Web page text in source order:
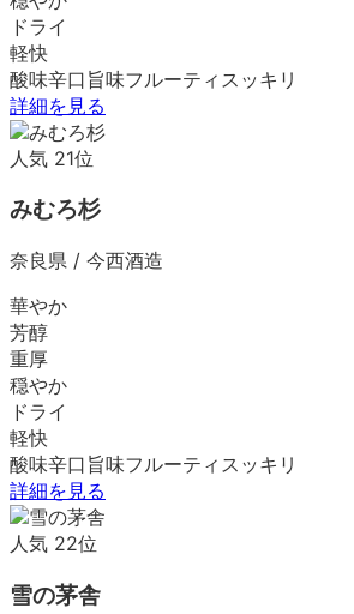
ドライ
軽快
酸味辛口 旨味フルーティ スッキリ
詳細を見る
人気 21位
みむろ杉
奈良県 / 今西酒造
華やか
芳醇
重厚
穏やか
ドライ
軽快
酸味辛口 旨味フルーティ スッキリ
詳細を見る
人気 22位
雪の茅舎